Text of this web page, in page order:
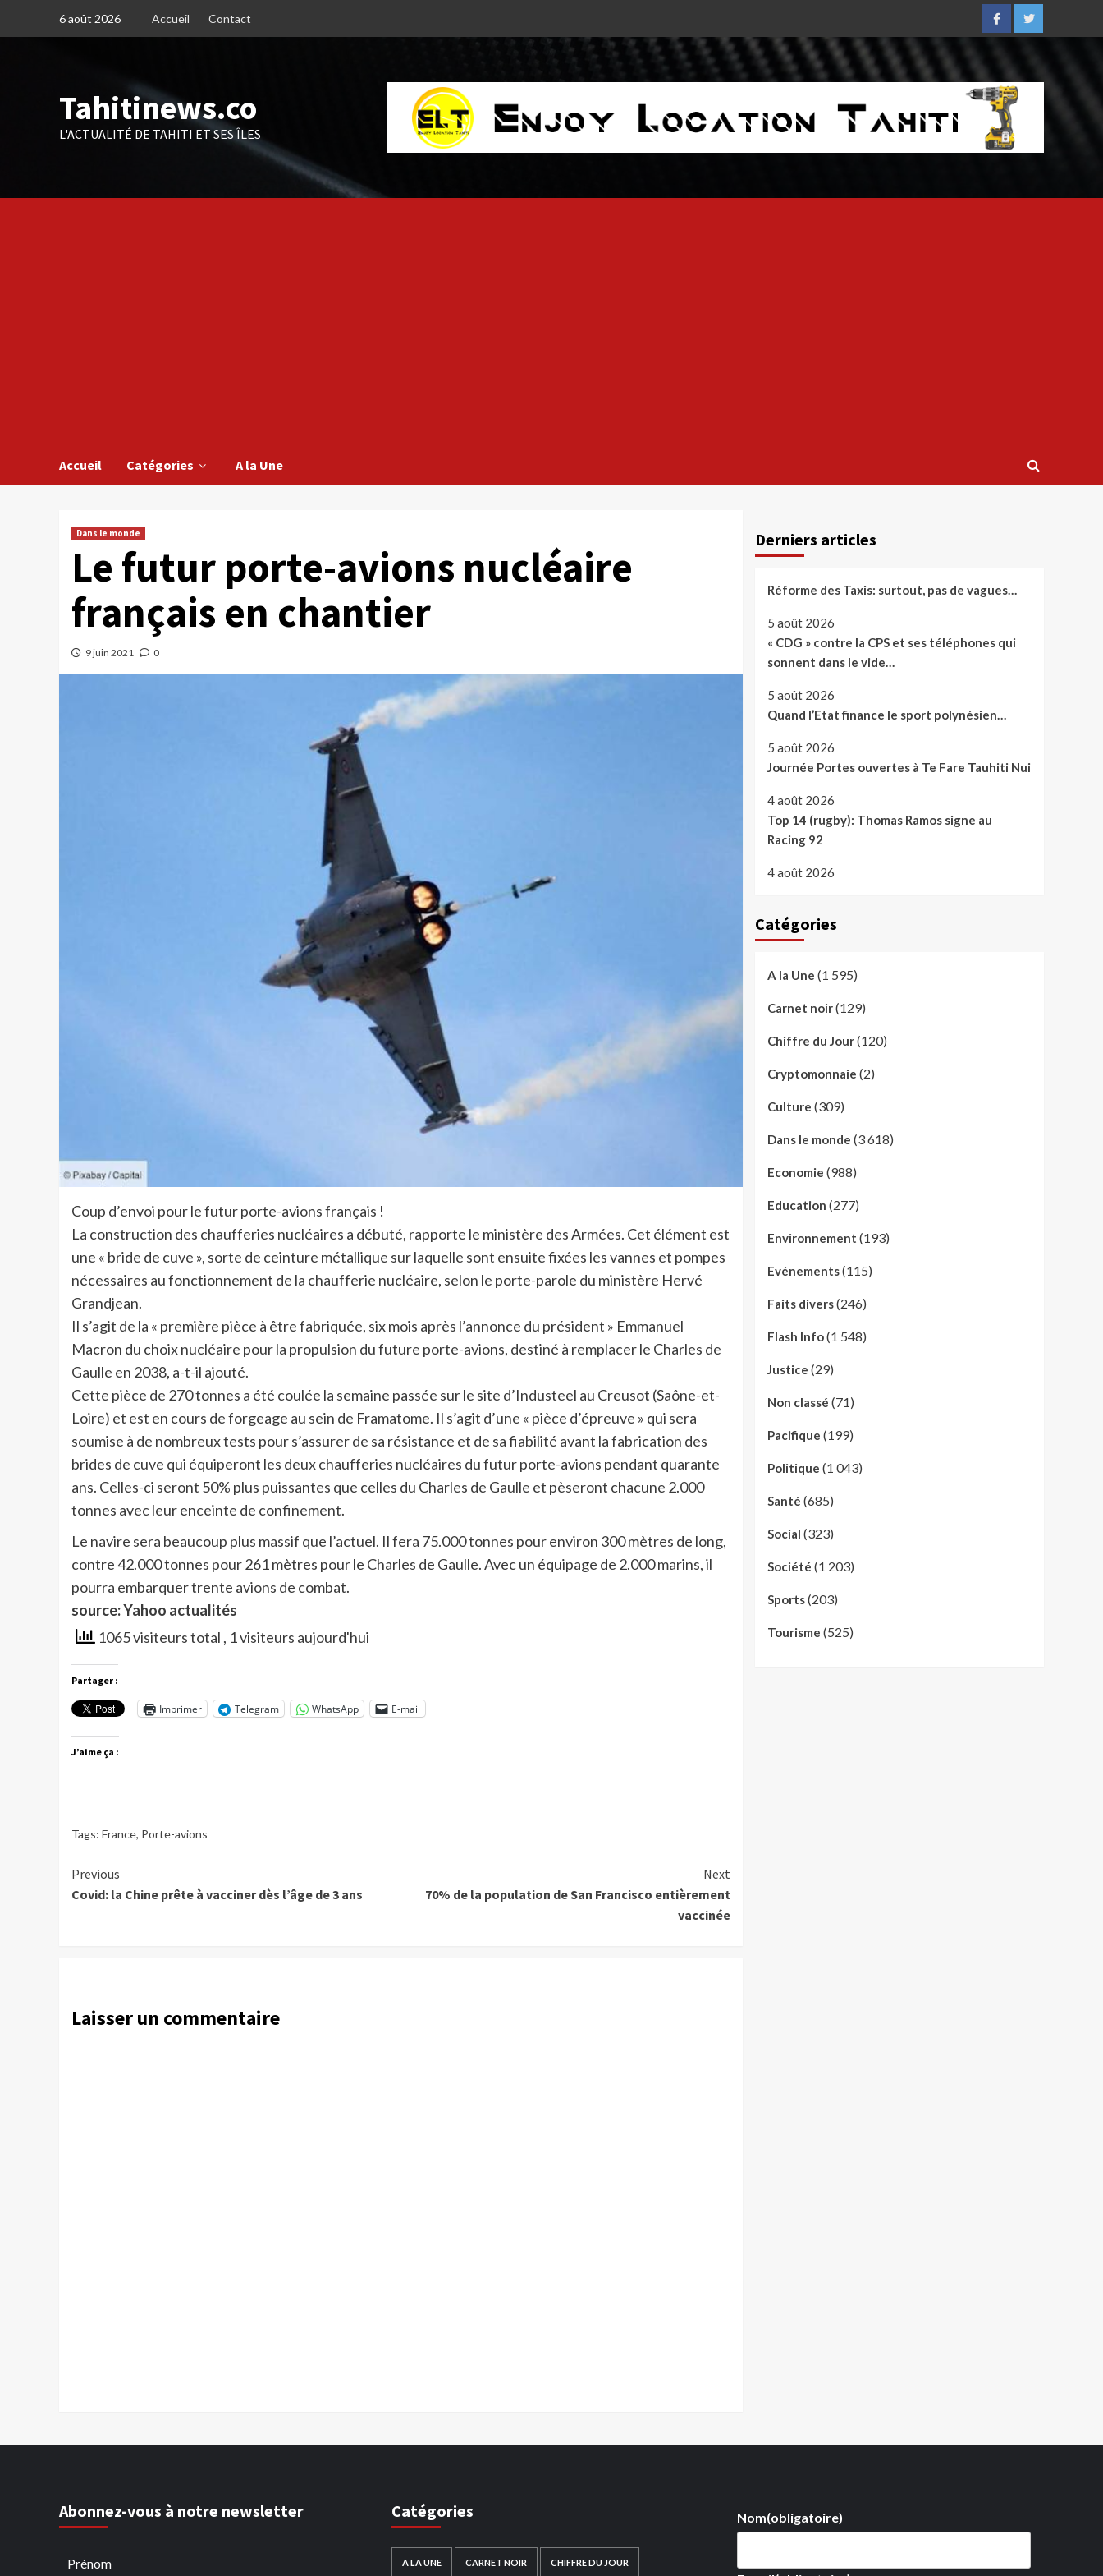
6 août 2026 Accueil Contact
FacebookTwitter
Tahitinews.co
L'ACTUALITÉ DE TAHITI ET SES ÎLES
Accueil Catégories A la Une
Dans le monde
Le futur porte-avions nucléaire
français en chantier
9 juin 2021 0
Coup d’envoi pour le futur porte-avions français !
La construction des chaufferies nucléaires a débuté, rapporte le ministère des Armées. Cet élément est
une « bride de cuve », sorte de ceinture métallique sur laquelle sont ensuite fixées les vannes et pompes
nécessaires au fonctionnement de la chaufferie nucléaire, selon le porte-parole du ministère Hervé
Grandjean.
Il s’agit de la « première pièce à être fabriquée, six mois après l’annonce du président » Emmanuel
Macron du choix nucléaire pour la propulsion du future porte-avions, destiné à remplacer le Charles de
Gaulle en 2038, a-t-il ajouté.
Cette pièce de 270 tonnes a été coulée la semaine passée sur le site d’Industeel au Creusot (Saône-et-
Loire) et est en cours de forgeage au sein de Framatome. Il s’agit d’une « pièce d’épreuve » qui sera
soumise à de nombreux tests pour s’assurer de sa résistance et de sa fiabilité avant la fabrication des
brides de cuve qui équiperont les deux chaufferies nucléaires du futur porte-avions pendant quarante
ans. Celles-ci seront 50% plus puissantes que celles du Charles de Gaulle et pèseront chacune 2.000
tonnes avec leur enceinte de confinement.
Le navire sera beaucoup plus massif que l’actuel. Il fera 75.000 tonnes pour environ 300 mètres de long,
contre 42.000 tonnes pour 261 mètres pour le Charles de Gaulle. Avec un équipage de 2.000 marins, il
pourra embarquer trente avions de combat.
source: Yahoo actualités
1065 visiteurs total , 1 visiteurs aujourd'hui
Partager :
Imprimer Telegram WhatsApp E-mail
J’aime ça :
Tags: France, Porte-avions
Continue
Reading
Previous
Covid: la Chine prête à vacciner dès l’âge de 3 ans
Next
70% de la population de San Francisco entièrement
vaccinée
Laisser un commentaire
Derniers articles
Réforme des Taxis: surtout, pas de vagues…
5 août 2026
« CDG » contre la CPS et ses téléphones qui
sonnent dans le vide…
5 août 2026
Quand l’Etat finance le sport polynésien…
5 août 2026
Journée Portes ouvertes à Te Fare Tauhiti Nui
4 août 2026
Top 14 (rugby): Thomas Ramos signe au
Racing 92
4 août 2026
Catégories
A la Une (1 595)
Carnet noir(129)
Chiffre du Jour(120)
Cryptomonnaie (2)
Culture (309)
Dans le monde (3 618)
Economie (988)
Education (277)
Environnement (193)
Evénements(115)
Faits divers(246)
Flash Info(1 548)
Justice (29)
Non classé (71)
Pacifique (199)
Politique (1 043)
Santé (685)
Social (323)
Société (1 203)
Sports(203)
Tourisme (525)
Abonnez-vous à notre newsletter
Prénom
Catégories
A LA UNE CARNET NOIR CHIFFRE DU JOUR
Nom(obligatoire)